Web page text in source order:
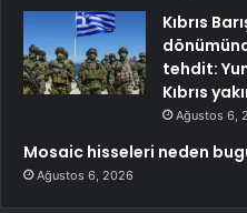
Kıbrıs
tehdit:
Kıbrıs
Ağustos 6,
Mosaic hisseleri neden
Ağustos 6, 2026